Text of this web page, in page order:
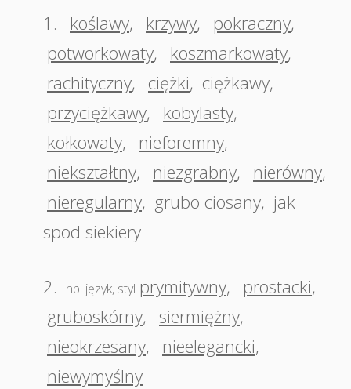
1.
koślawy, krzywy, pokraczny,
potworkowaty, koszmarkowaty,
rachityczny, ciężki, ciężkawy,
przyciężkawy, kobylasty,
kołkowaty, nieforemny,
niekształtny, niezgrabny, nierówny,
nieregularny, grubo ciosany, jak
spod siekiery
2. np. język, styl prymitywny, prostacki,
gruboskórny, siermiężny,
nieokrzesany, nieelegancki,
niewymyślny